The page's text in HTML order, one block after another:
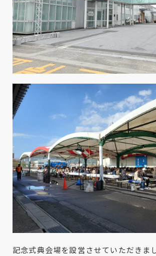
記念式典会場を設営させていただきま